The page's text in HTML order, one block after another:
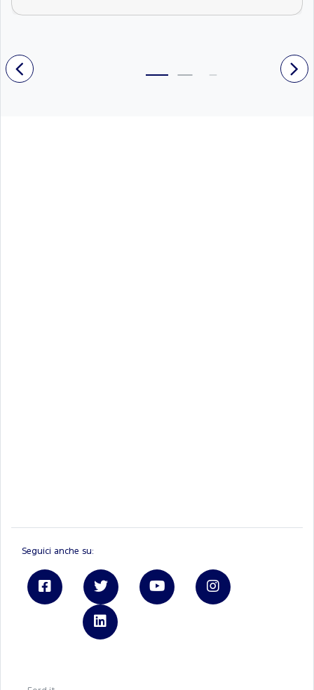
Seguici anche su: